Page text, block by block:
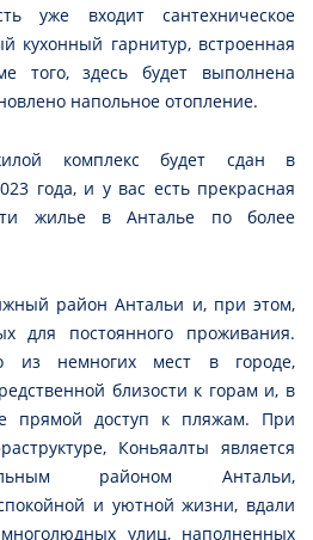
уже входит сантехническое
кухонный гарнитур, встроенная
того, здесь будет выполнена
напольное отопление.
комплекс будет сдан в
года, и у вас есть прекрасная
жилье в Анталье по более
район Антальи и, при этом,
для постоянного проживания.
из немногих мест в городе,
близости к горам и, в
прямой доступ к пляжам. При
Коньяалты является
районом Антальи,
и уютной жизни, вдали
улиц, наполненных